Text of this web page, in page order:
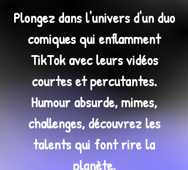
Plongez dans l'univers d'un duo
comiques qui enflamment
TikTok avec leurs vidéos
courtes et percutantes.
Humour absurde, mimes,
challenges, découvrez les
talents qui font rire la
planète.